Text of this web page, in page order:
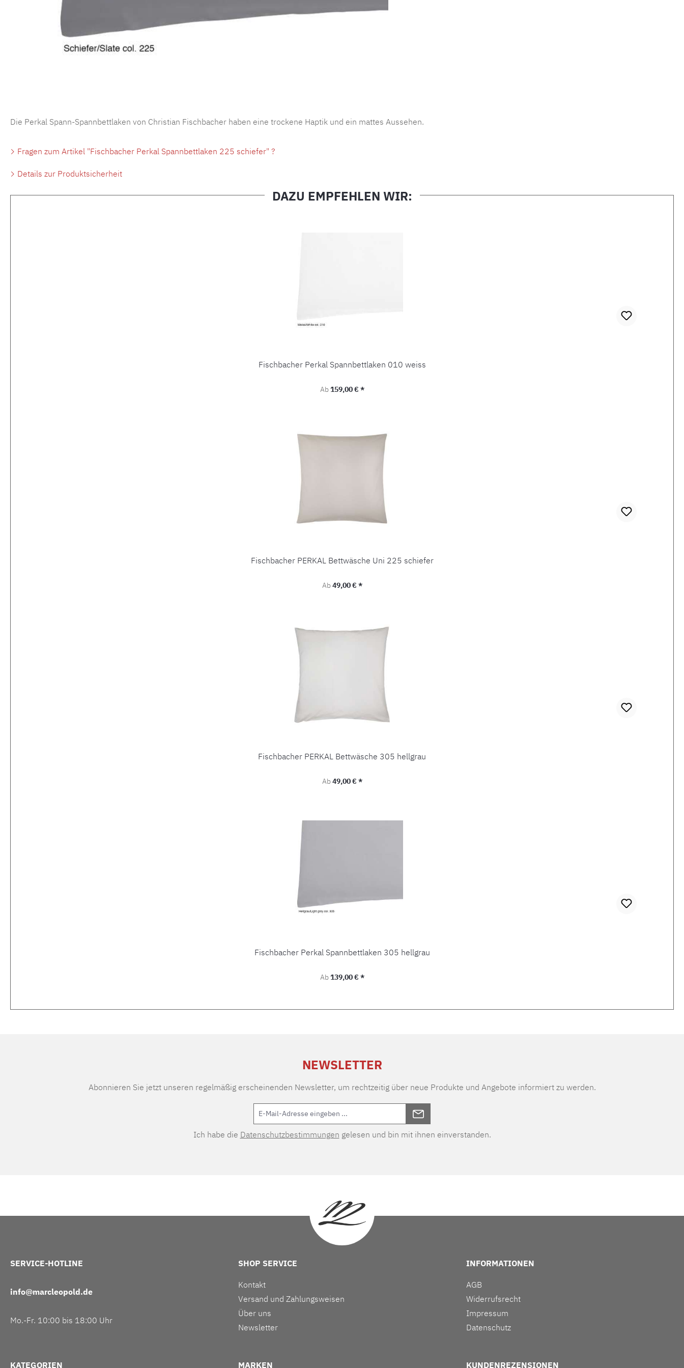
Die Perkal Spann-Spannbettlaken von Christian Fischbacher haben eine trockene Haptik und ein mattes Aussehen.
Fragen zum Artikel "Fischbacher Perkal Spannbettlaken 225 schiefer" ?
Details zur Produktsicherheit
DAZU EMPFEHLEN WIR:
Fischbacher Perkal Spannbettlaken 010 weiss
Regulärer Preis:
Ab159,00 € *
Fischbacher PERKAL Bettwäsche Uni 225 schiefer
Regulärer Preis:
Ab49,00 € *
Fischbacher PERKAL Bettwäsche 305 hellgrau
Regulärer Preis:
Ab49,00 € *
Fischbacher Perkal Spannbettlaken 305 hellgrau
Regulärer Preis:
Ab139,00 € *
NEWSLETTER
Abonnieren Sie jetzt unseren regelmäßig erscheinenden Newsletter, um rechtzeitig über neue Produkte und Angebote informiert zu werden.
Ich habe die Datenschutzbestimmungen gelesen und bin mit ihnen einverstanden.
SERVICE-HOTLINE
info@marcleopold.de
Mo.-Fr. 10:00 bis 18:00 Uhr
SHOP SERVICE
Kontakt
Versand und Zahlungsweisen
Über uns
Newsletter
INFORMATIONEN
AGB
Widerrufsrecht
Impressum
Datenschutz
KATEGORIEN MARKEN KUNDENREZENSIONEN